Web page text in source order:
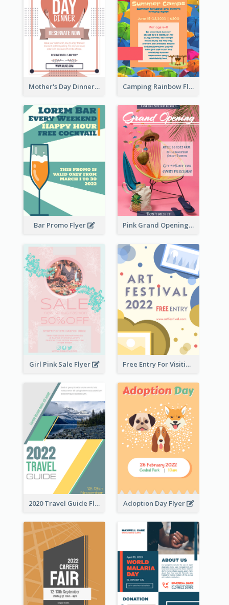
Mother's Day Dinner Promotion Flyer Camping Rainbow Flyer
Bar Promo Flyer Pink Grand Opening Flyer
Girl Pink Sale Flyer Free Entry For Visiting Art Fest Flyer
2020 Travel Guide Flyer Adoption Day Flyer